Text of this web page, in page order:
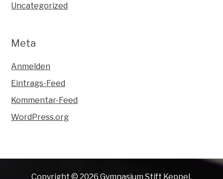
Uncategorized
Meta
Anmelden
Eintrags-Feed
Kommentar-Feed
WordPress.org
Copyright © 2026 Gymnasium Stift Keppel.